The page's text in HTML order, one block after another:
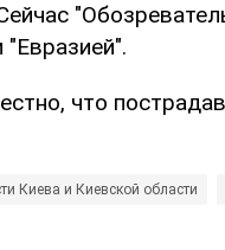
что
Киева и Киевской области